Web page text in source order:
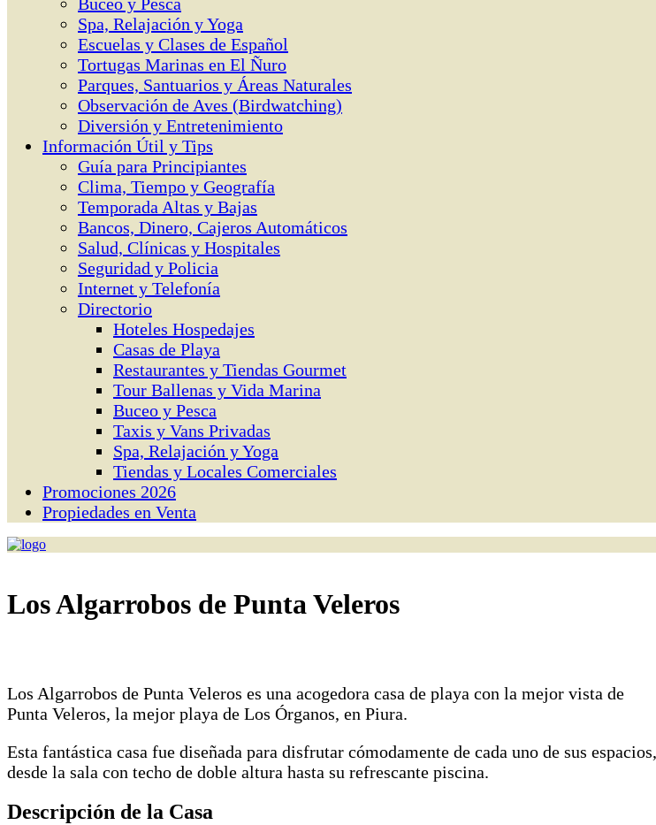
Buceo y Pesca
Spa, Relajación y Yoga
Escuelas y Clases de Español
Tortugas Marinas en El Ñuro
Parques, Santuarios y Áreas Naturales
Observación de Aves (Birdwatching)
Diversión y Entretenimiento
Información Útil y Tips
Guía para Principiantes
Clima, Tiempo y Geografía
Temporada Altas y Bajas
Bancos, Dinero, Cajeros Automáticos
Salud, Clínicas y Hospitales
Seguridad y Policia
Internet y Telefonía
Directorio
Hoteles Hospedajes
Casas de Playa
Restaurantes y Tiendas Gourmet
Tour Ballenas y Vida Marina
Buceo y Pesca
Taxis y Vans Privadas
Spa, Relajación y Yoga
Tiendas y Locales Comerciales
Promociones 2026
Propiedades en Venta
Los Algarrobos de Punta Veleros
Los Algarrobos de Punta Veleros es una acogedora casa de playa con la mejor vista de
Punta Veleros, la mejor playa de Los Órganos, en Piura.
Esta fantástica casa fue diseñada para disfrutar cómodamente de cada uno de sus espacios,
desde la sala con techo de doble altura hasta su refrescante piscina.
Descripción de la Casa